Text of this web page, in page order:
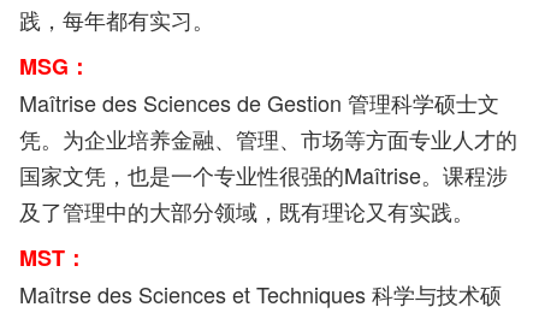
践，每年都有实习。
MSG：
Maîtrise des Sciences de Gestion 管理科学硕士文
凭。为企业培养金融、管理、市场等方面专业人才的
国家文凭，也是一个专业性很强的Maîtrise。课程涉
及了管理中的大部分领域，既有理论又有实践。
MST：
Maîtrse des Sciences et Techniques 科学与技术硕